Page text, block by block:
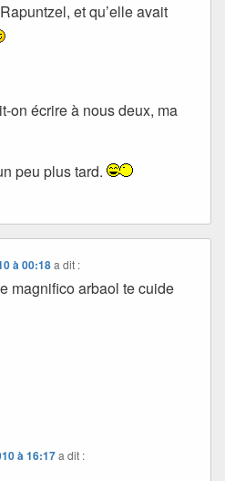
et qu’elle avait
on écrire à nous deux, ma
peu plus tard.
à 00:18 a dit :
magnifico arbaol te cuide
à 16:17a dit :